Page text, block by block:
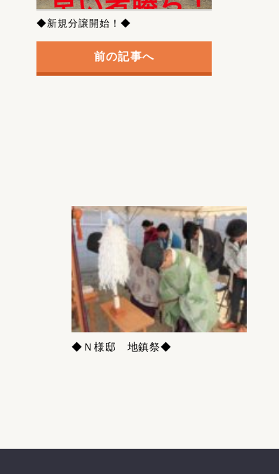
◆新規分譲開始！◆
前の記事へ
◆Ｎ様邸 地鎮祭◆